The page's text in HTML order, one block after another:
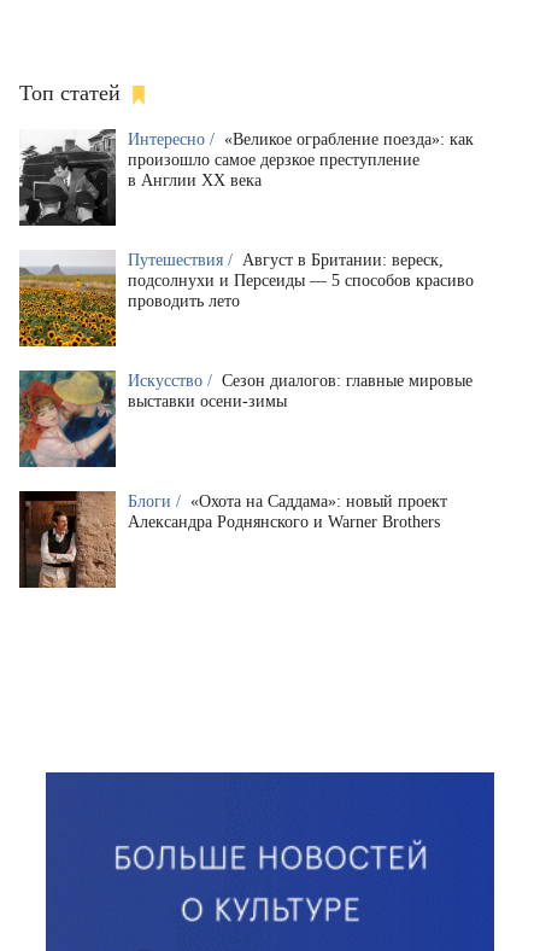
Топ статей
Интересно / «Великое ограбление поезда»: как
произошло самое дерзкое преступление
в Англии XX века
Путешествия / Август в Британии: вереск,
подсолнухи и Персеиды — 5 способов красиво
проводить лето
Искусство / Сезон диалогов: главные мировые
выставки осени-зимы
Блоги / «Охота на Саддама»: новый проект
Александра Роднянского и Warner Brothers